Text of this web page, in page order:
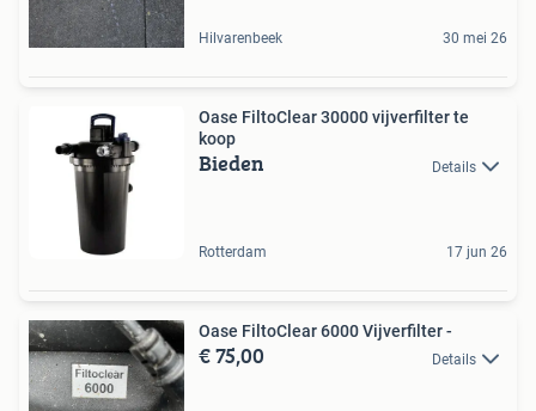
Hilvarenbeek 30 mei 26
Oase FiltoClear 30000 vijverfilter te
koop
Bieden Details
Rotterdam 17 jun 26
Oase FiltoClear 6000 Vijverfilter -
€ 75,00 Details